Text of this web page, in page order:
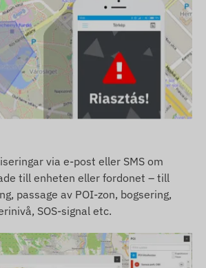
via e-post eller SMS om
till enheten eller fordonet – till
passage av POI-zon, bogsering,
SOS-signal etc.